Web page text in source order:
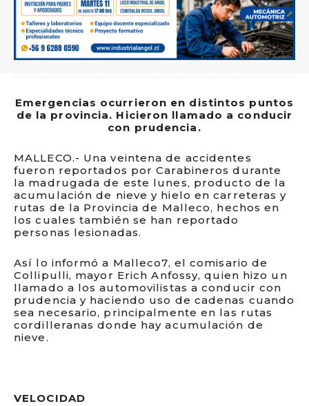
Emergencias ocurrieron en distintos puntos
de la provincia. Hicieron llamado a conducir
con prudencia.
MALLECO.- Una veintena de accidentes
fueron reportados por Carabineros durante
la madrugada de este lunes, producto de la
acumulación de nieve y hielo en carreteras y
rutas de la Provincia de Malleco, hechos en
los cuales también se han reportado
personas lesionadas.
Así lo informó a Malleco7, el comisario de
Collipulli, mayor Erich Anfossy, quien hizo un
llamado a los automovilistas a conducir con
prudencia y haciendo uso de cadenas cuando
sea necesario, principalmente en las rutas
cordilleranas donde hay acumulación de
nieve.
VELOCIDAD